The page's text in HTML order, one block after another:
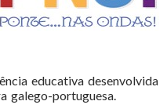
educativa desenvolvida
galego-portuguesa.